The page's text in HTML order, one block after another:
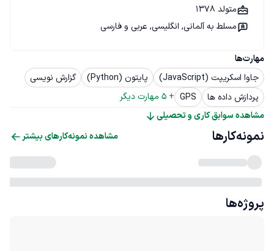
مهارت‌ها
جاوا اسکریپت (JavaScript)
پایتون (Python)
گزارش نویسی
پردازش داده ها
GPS
+
5 مهارت دیگر
مشاهده سوابق کاری و تحصیلی
متولد 1378
مسلط به آلمانی, انگلیسی, عربی و فارسی
نمونه‌کارها مشاهده نمونه‌کارهای بیشتر
پروژه‌ها